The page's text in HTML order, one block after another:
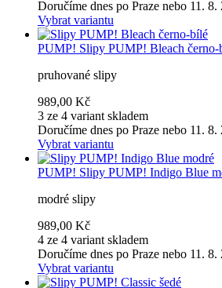
Doručíme dnes po Praze nebo 11. 8.
Vybrat variantu
PUMP! Slipy PUMP! Bleach černo-
pruhované slipy
989,00 Kč
3 ze 4 variant skladem
Doručíme dnes po Praze nebo 11. 8.
Vybrat variantu
PUMP! Slipy PUMP! Indigo Blue
modré slipy
989,00 Kč
4 ze 4 variant skladem
Doručíme dnes po Praze nebo 11. 8.
Vybrat variantu